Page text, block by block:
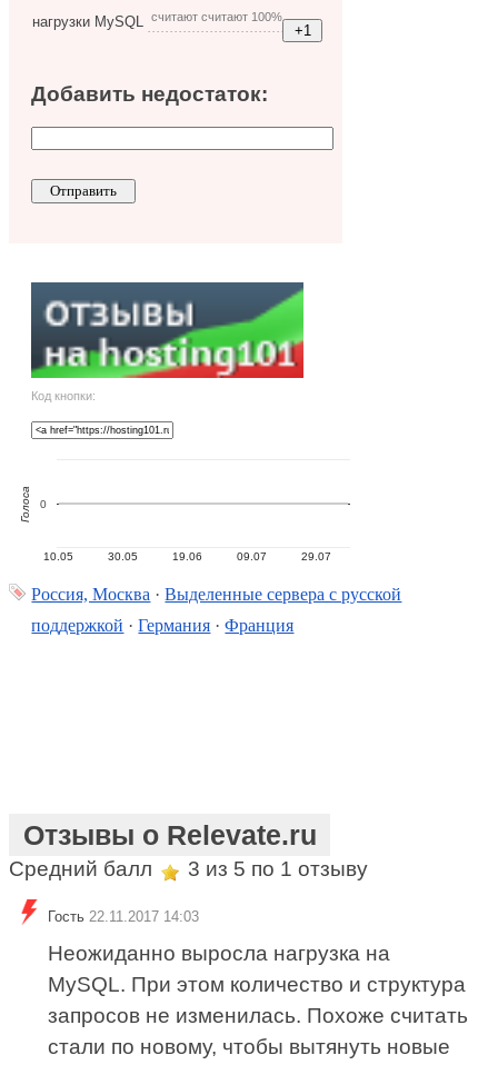
нагрузки MySQL
считают считают 100%
Добавить недостаток:
Код кнопки:
10.05 30.05 19.06 09.07 29.07
0
Голоса
Россия, Москва ·Выделенные сервера с русской
поддержкой ·Германия ·Франция
Отзывы о Relevate.ru
Средний балл 3 из 5 по 1 отзыву
Гость 22.11.2017 14:03
Неожиданно выросла нагрузка на
MySQL. При этом количество и структура
запросов не изменилась. Похоже считать
стали по новому, чтобы вытянуть новые